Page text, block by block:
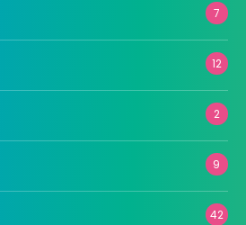
7
12
2
9
42